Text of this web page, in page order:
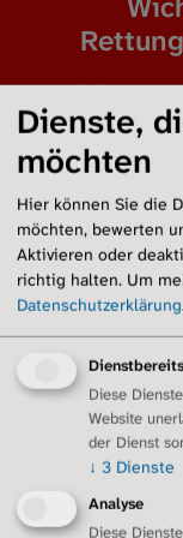
Bei einer
Exazerbation.
sollten
sollten
Dienste,
möchten
Hier können Sie die
möchten, bewerten
Aktivieren oder
richtig halten. Um
Datenschutzerklärung
Diese
Website
der Dienst
↓ 3 Dienste
Analyse
Diese